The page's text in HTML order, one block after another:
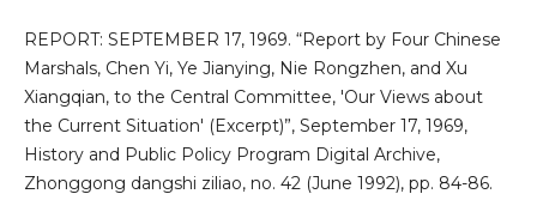
REPORT: SEPTEMBER 17, 1969. “Report by Four Chinese
Marshals, Chen Yi, Ye Jianying, Nie Rongzhen, and Xu
Xiangqian, to the Central Committee, 'Our Views about
the Current Situation' (Excerpt)”, September 17, 1969,
History and Public Policy Program Digital Archive,
Zhonggong dangshi ziliao, no. 42 (June 1992), pp. 84-86.